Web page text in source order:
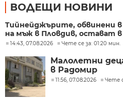
ВОДЕЩИ НОВИНИ
Тийнейджърите, обвинени
на мъж в Пловдив, остават
14:43, 07.08.2026 Чете се за: 01:20 мин.
Малолетни
в Радомир
11:56, 07.08.2026 Чете